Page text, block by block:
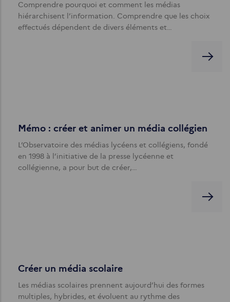
Comprendre pourquoi et comment les médias
hiérarchisent l’information. Comprendre que les choix
effectués dépendent de divers éléments et…
Mémo : créer et animer un média collégien
L’Observatoire des médias lycéens et collégiens, fondé
en 1998 à l’initiative de la presse lycéenne et
collégienne, a pour but de créer,…
Créer un média scolaire
Les médias scolaires prennent aujourd’hui des formes
multiples, hybrides, et évoluent au rythme des